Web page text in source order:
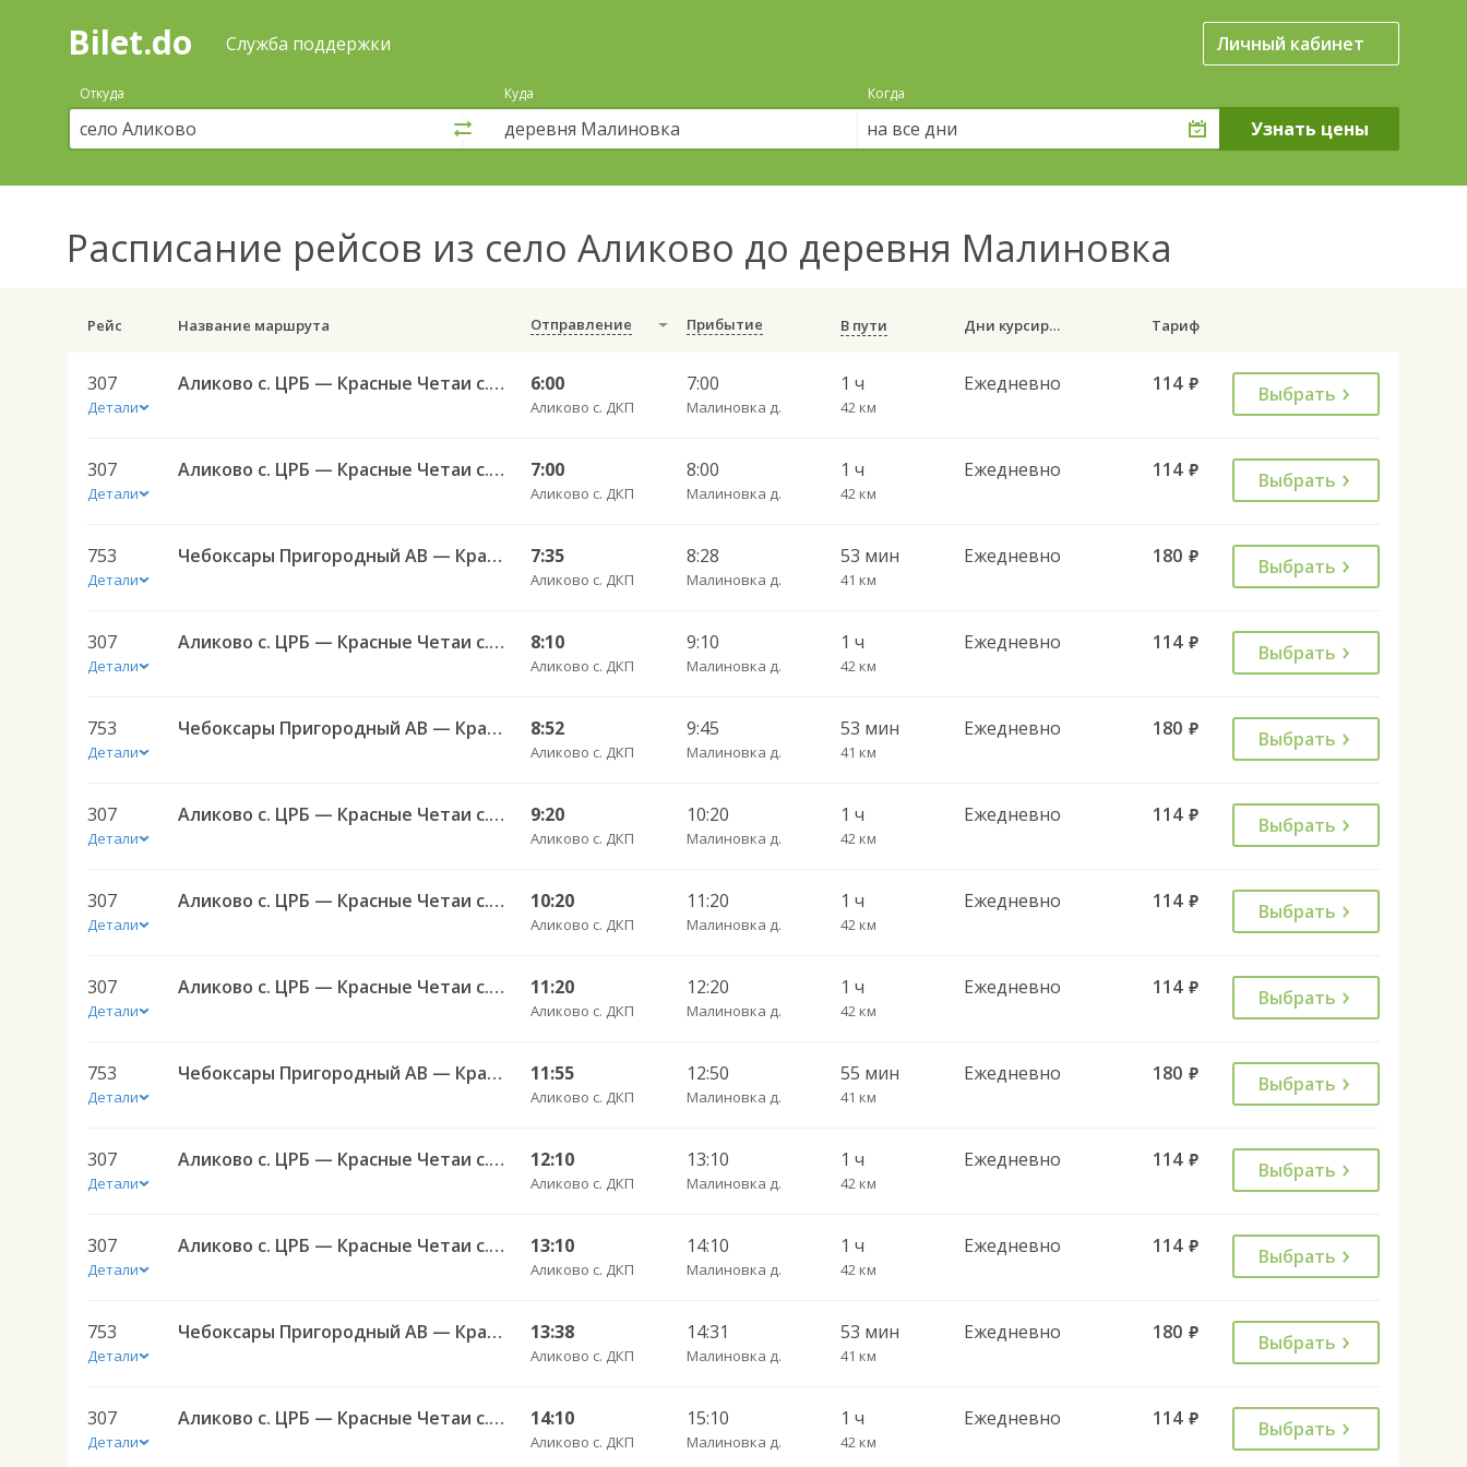
Поиск
покупка
билетов
автобус
онлайн
Bilet.do Служба поддержки Личный кабинет
Откуда Куда Когда
на все дни
Расписание рейсов из село Аликово до деревня Малиновка
Рейс Название маршрута Отправление Прибытие В пути Дни курсирования Тариф
307
Детали
Аликово с. ЦРБ — Красные Четаи с. ДКП 307 6:00
Аликово с. ДКП
7:00
Малиновка д.
1 ч
42 км
Ежедневно 114 руб. Выбрать
307
Детали
Аликово с. ЦРБ — Красные Четаи с. ДКП 307 7:00
Аликово с. ДКП
8:00
Малиновка д.
1 ч
42 км
Ежедневно 114 руб. Выбрать
753
Детали
Чебоксары Пригородный АВ — Красные Четаи с. ДКП ч/з Аликово с. ДКП 753 7:35
Аликово с. ДКП
8:28
Малиновка д.
53 мин
41 км
Ежедневно 180 руб. Выбрать
307
Детали
Аликово с. ЦРБ — Красные Четаи с. ДКП 307 8:10
Аликово с. ДКП
9:10
Малиновка д.
1 ч
42 км
Ежедневно 114 руб. Выбрать
753
Детали
Чебоксары Пригородный АВ — Красные Четаи с. ДКП ч/з Аликово с. ДКП 753 8:52
Аликово с. ДКП
9:45
Малиновка д.
53 мин
41 км
Ежедневно 180 руб. Выбрать
307
Детали
Аликово с. ЦРБ — Красные Четаи с. ДКП 307 9:20
Аликово с. ДКП
10:20
Малиновка д.
1 ч
42 км
Ежедневно 114 руб. Выбрать
307
Детали
Аликово с. ЦРБ — Красные Четаи с. ДКП 307 10:20
Аликово с. ДКП
11:20
Малиновка д.
1 ч
42 км
Ежедневно 114 руб. Выбрать
307
Детали
Аликово с. ЦРБ — Красные Четаи с. ДКП 307 11:20
Аликово с. ДКП
12:20
Малиновка д.
1 ч
42 км
Ежедневно 114 руб. Выбрать
753
Детали
Чебоксары Пригородный АВ — Красные Четаи с. ДКП ч/з Аликово с. ДКП 753 11:55
Аликово с. ДКП
12:50
Малиновка д.
55 мин
41 км
Ежедневно 180 руб. Выбрать
307
Детали
Аликово с. ЦРБ — Красные Четаи с. ДКП 307 12:10
Аликово с. ДКП
13:10
Малиновка д.
1 ч
42 км
Ежедневно 114 руб. Выбрать
307
Детали
Аликово с. ЦРБ — Красные Четаи с. ДКП 307 13:10
Аликово с. ДКП
14:10
Малиновка д.
1 ч
42 км
Ежедневно 114 руб. Выбрать
753
Детали
Чебоксары Пригородный АВ — Красные Четаи с. ДКП ч/з Аликово с. ДКП 753 13:38
Аликово с. ДКП
14:31
Малиновка д.
53 мин
41 км
Ежедневно 180 руб. Выбрать
307
Детали
Аликово с. ЦРБ — Красные Четаи с. ДКП 307 14:10
Аликово с. ДКП
15:10
Малиновка д.
1 ч
42 км
Ежедневно 114 руб. Выбрать